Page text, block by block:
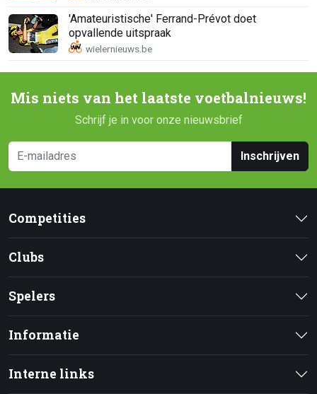
'Amateuristische' Ferrand-Prévot doet
opvallende uitspraak
Mis niets van het laatste voetbalnieuws!
Schrijf je in voor onze nieuwsbrief
Inschrijven
Competities
Clubs
Spelers
Informatie
Interne links